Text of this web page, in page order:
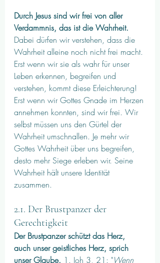
Durch Jesus sind wir frei von aller
Verdammnis, das ist die Wahrheit.
Dabei dürfen wir verstehen, dass die
Wahrheit alleine noch nicht frei macht.
Erst wenn wir sie als wahr für unser
Leben erkennen, begreifen und
verstehen, kommt diese Erleichterung!
Erst wenn wir Gottes Gnade im Herzen
annehmen konnten, sind wir frei. Wir
selbst müssen uns den Gürtel der
Wahrheit umschnallen. Je mehr wir
Gottes Wahrheit über uns begreifen,
desto mehr Siege erleben wir. Seine
Wahrheit hält unsere Identität
zusammen.
2.1. Der Brustpanzer der
Gerechtigkeit
Der Brustpanzer schützt das Herz,
auch unser geistliches Herz, sprich
unser Glaube. 1. Joh 3, 21: "Wenn